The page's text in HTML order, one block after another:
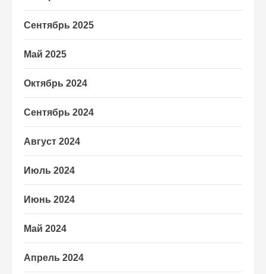
Сентябрь 2025
Май 2025
Октябрь 2024
Сентябрь 2024
Август 2024
Июль 2024
Июнь 2024
Май 2024
Апрель 2024